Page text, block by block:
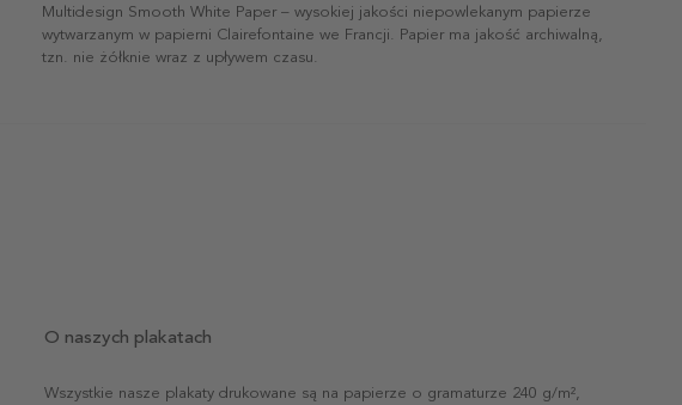
Multidesign Smooth White Paper – wysokiej jakości niepowlekanym papierze
wytwarzanym w papierni Clairefontaine we Francji. Papier ma jakość archiwalną,
tzn. nie żółknie wraz z upływem czasu.
O naszych plakatach
Wszystkie nasze plakaty drukowane są na papierze o gramaturze 240 g/m²,